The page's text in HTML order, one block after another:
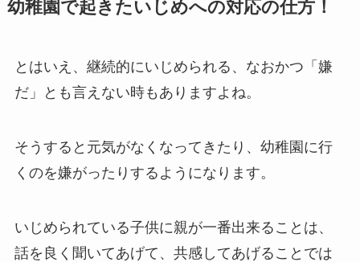
幼稚園で起きたいじめへの対応の仕方！
とはいえ、継続的にいじめられる、なおかつ「嫌
だ」とも言えない時もありますよね。
そうすると元気がなくなってきたり、幼稚園に行
くのを嫌がったりするようになります。
いじめられている子供に親が一番出来ることは、
話を良く聞いてあげて、共感してあげることでは